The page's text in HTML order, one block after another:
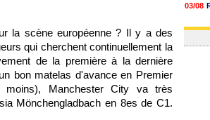
la scène européenne ? Il y a des
qui cherchent continuellement la
de la première à la dernière
bon matelas d'avance en Premier
Manchester City va très
Mönchengladbach en 8es de C1.
03/08
31/07